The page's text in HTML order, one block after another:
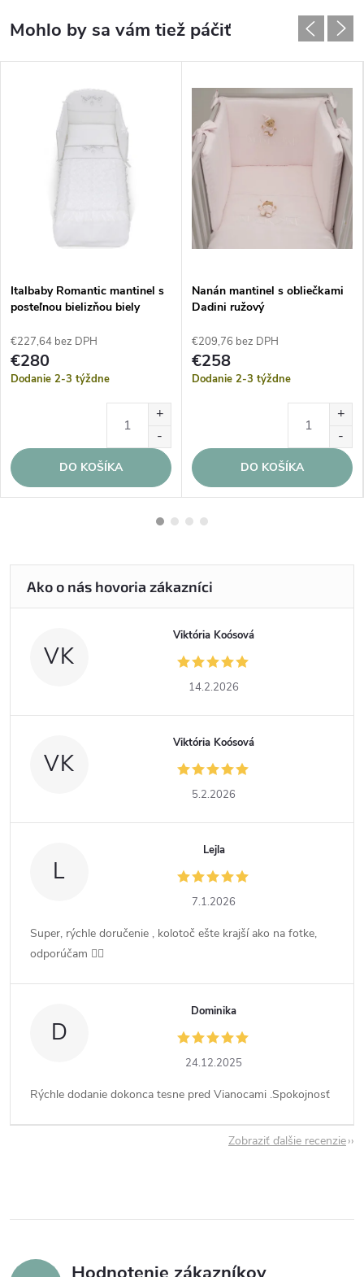
Italbaby Romantic mantinel s
posteľnou bielizňou biely
€227,64 bez DPH
€280
Dodanie 2-3 týždne
DO KOŠÍKA
Nanán mantinel s obliečkami
Dadini ružový
€209,76 bez DPH
€258
Dodanie 2-3 týždne
DO KOŠÍKA
VK
Viktória Koósová
14.2.2026
VK
Viktória Koósová
5.2.2026
L
Lejla
7.1.2026
Super, rýchle doručenie , kolotoč ešte krajší ako na fotke,
odporúčam 👍🏻
D
Dominika
24.12.2025
Rýchle dodanie dokonca tesne pred Vianocami .Spokojnosť
Zobraziť ďalšie recenzie